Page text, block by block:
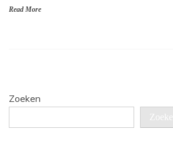
Read More
Zoeken
Zoeken